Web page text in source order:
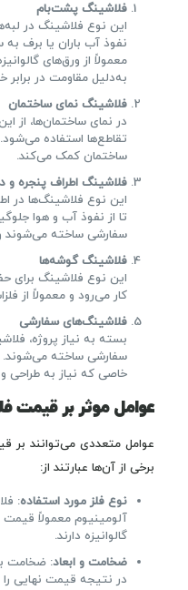
فلاشینگ پشت‌بام
این نوع فلاشینگ در
نفوذ آب باران یا برف
معمولاً از ورق‌های
به‌دلیل مقاومت در
فلاشینگ نمای ساختمان
در نمای ساختمان‌ها، از
تقاطع‌ها استفاده می‌شود.
ساختمان کمک می‌کند.
فلاشینگ اطراف پنجره و
این نوع فلاشینگ‌ها در
تا از نفوذ آب و هوا
سفارشی ساخته می‌شوند
فلاشینگ گوشه‌ها
این نوع فلاشینگ برای
کار می‌رود و معمولاً از
فلاشینگ‌های سفارشی
بسته به نیاز پروژه،
سفارشی ساخته می‌شوند.
خاصی که نیاز به طراحی
عوامل موثر بر قیمت
عوامل متعددی می‌توانند بر
برخی از آن‌ها عبارتند از:
نوع فلز مورد استفاده:
آلومینیوم معمولاً
گالوانیزه دارند.
ضخامت و ابعاد: ضخامت
در نتیجه قیمت نهایی